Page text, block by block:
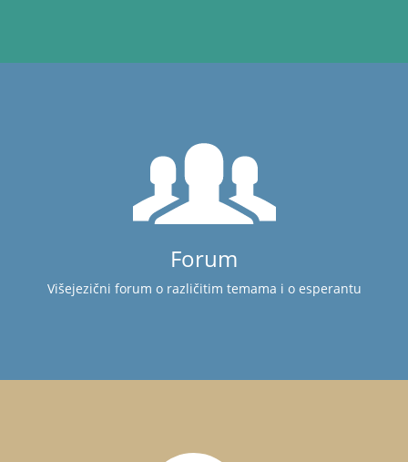
Forum
Višejezični forum o različitim temama i o esperantu